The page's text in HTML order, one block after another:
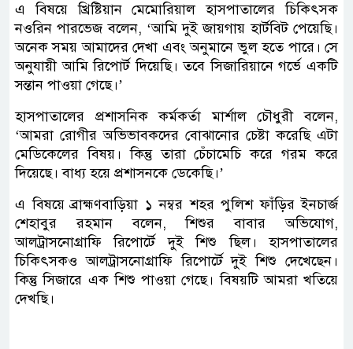
এ বিষয়ে খ্রিষ্টিয়ান মেমোরিয়াল হাসপাতালের চিকিৎসক
নওরিন পারভেজ বলেন, ‘আমি দুই জায়গায় হার্টবিট পেয়েছি।
অনেক সময় আমাদের দেখা এবং অনুমানে ভুল হতে পারে। সে
অনুযায়ী আমি রিপোর্ট দিয়েছি। তবে সিজারিয়ানে গর্ভে একটি
সন্তান পাওয়া গেছে।’
হাসপাতালের প্রশাসনিক কর্মকর্তা মার্শাল চৌধুরী বলেন,
‘আমরা রোগীর অভিভাবকদের বোঝানোর চেষ্টা করেছি এটা
মেডিকেলের বিষয়। কিন্তু তারা চেঁচামেচি করে গরম করে
দিয়েছে। বাধ্য হয়ে প্রশাসনকে ডেকেছি।’
এ বিষয়ে ব্রাহ্মণবাড়িয়া ১ নম্বর শহর পুলিশ ফাঁড়ির ইনচার্জ
শেহাবুর রহমান বলেন, শিশুর বাবার অভিযোগ,
আলট্রাসনোগ্রাফি রিপোর্টে দুই শিশু ছিল। হাসপাতালের
চিকিৎসকও আলট্রাসনোগ্রাফি রিপোর্টে দুই শিশু দেখেছেন।
কিন্তু সিজারে এক শিশু পাওয়া গেছে। বিষয়টি আমরা খতিয়ে
দেখছি।